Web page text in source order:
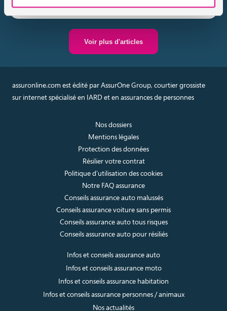
Voir plus d'articles
assuronline.com est édité par AssurOne Group, courtier grossiste
sur internet spécialisé en IARD et en assurances de personnes
Nos dossiers
Mentions légales
Protection des données
Résilier votre contrat
Politique d’utilisation des cookies
Notre FAQ assurance
Conseils assurance auto malussés
Conseils assurance voiture sans permis
Conseils assurance auto tous risques
Conseils assurance auto pour résiliés
Infos et conseils assurance auto
Infos et conseils assurance moto
Infos et conseils assurance habitation
Infos et conseils assurance personnes / animaux
Nos actualités